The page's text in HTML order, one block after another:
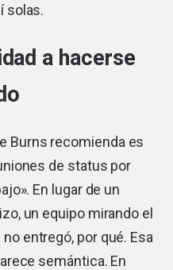
solas.
a hacerse
Burns recomienda es
de status por
En lugar de un
un equipo mirando el
entregó, por qué. Esa
semántica. En